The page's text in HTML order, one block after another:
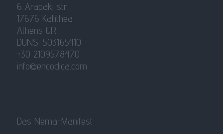
6 Arapaki str
17676 Kallithea
Athens GR
DUNS: 503165410
+30 2109578470
info@encodica.com
Das Nema-Manifest